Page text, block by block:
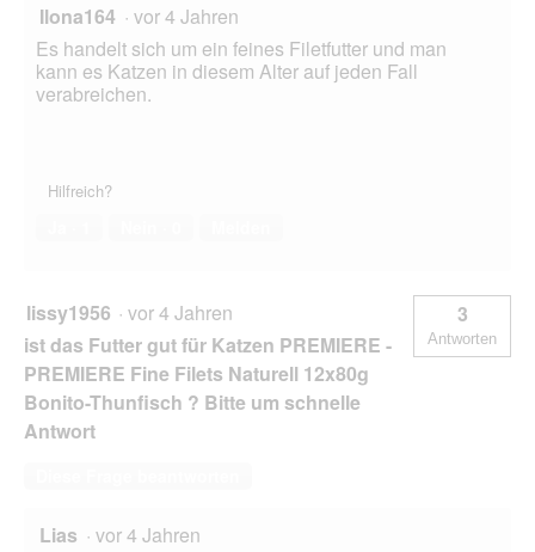
Ilona164 · vor 4 Jahren
Es handelt sich um ein feines Filetfutter und man
kann es Katzen in diesem Alter auf jeden Fall
verabreichen.
Hilfreich?
lissy1956 · vor 4 Jahren
ist das Futter gut für Katzen PREMIERE -
PREMIERE Fine Filets Naturell 12x80g
Bonito-Thunfisch ? Bitte um schnelle
Antwort
3
Antworten
Lias · vor 4 Jahren